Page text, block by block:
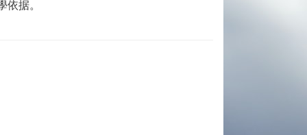
据。